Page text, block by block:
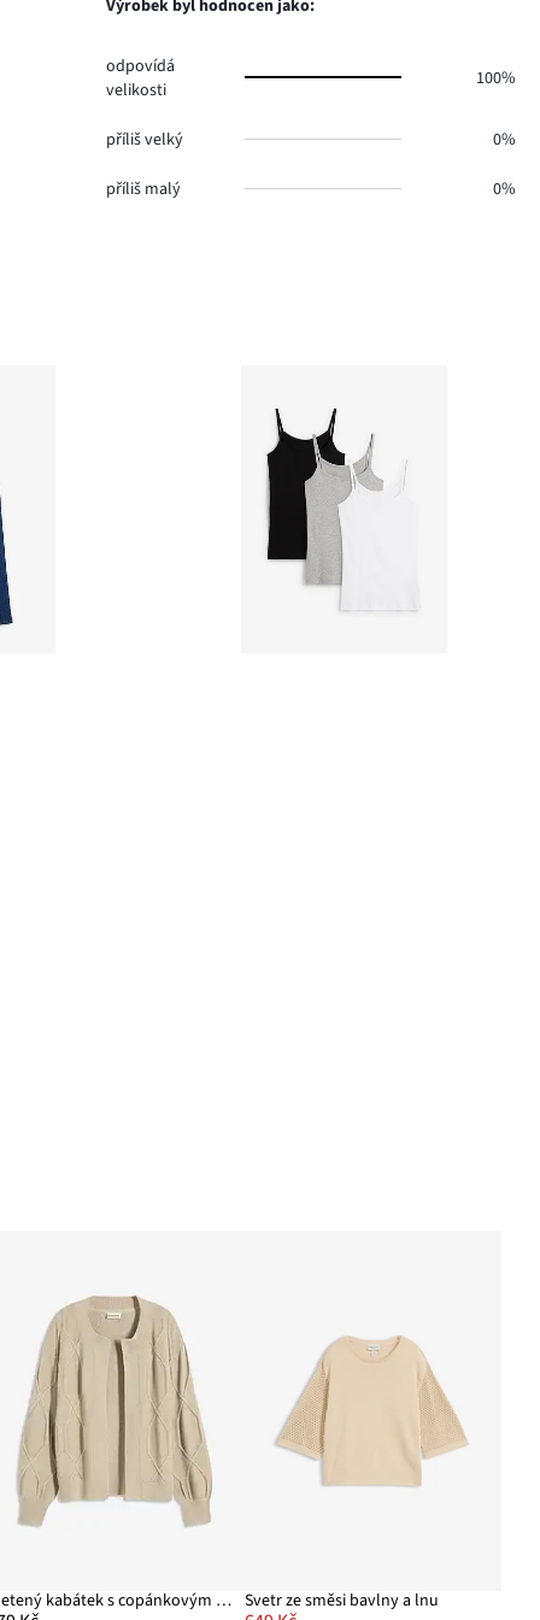
Výrobek byl hodnocen jako:
odpovídá
velikosti
100%
příliš velký 0%
příliš malý 0%
Pletený kabátek s copánkovým vzorem Svetr ze směsi bavlny a lnu